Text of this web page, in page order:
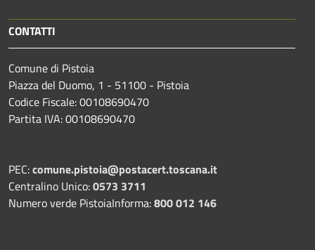
CONTATTI
Comune di Pistoia
Piazza del Duomo, 1 - 51100 - Pistoia
Codice Fiscale: 00108690470
Partita IVA: 00108690470
PEC:comune.pistoia@postacert.toscana.it
Centralino Unico:0573 3711
Numero verde PistoiaInforma:800 012 146